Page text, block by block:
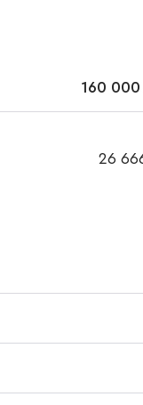
160
26